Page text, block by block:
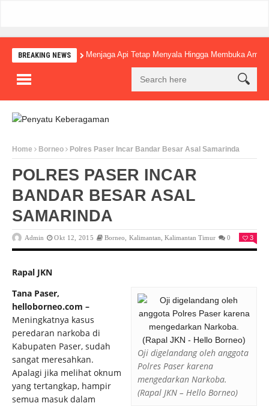
BREAKING NEWS Menjaga Api Tetap Menyala Hingga Membuka
Home Borneo Polres Paser Incar Bandar Besar Asal Samarinda
POLRES PASER INCAR
BANDAR BESAR ASAL
SAMARINDA
Admin Okt 12, 2015 Borneo Kalimantan ,Kalimantan Timur 0 3
Rapal JKN
Oji digelandang oleh anggota
Polres Paser karena
mengedarkan Narkoba.
(Rapal JKN – Hello Borneo)
Tana Paser,
helloborneo.com –
Meningkatnya kasus
peredaran narkoba di
Kabupaten Paser, sudah
sangat meresahkan.
Apalagi jika melihat oknum
yang tertangkap, hampir
semua masuk dalam